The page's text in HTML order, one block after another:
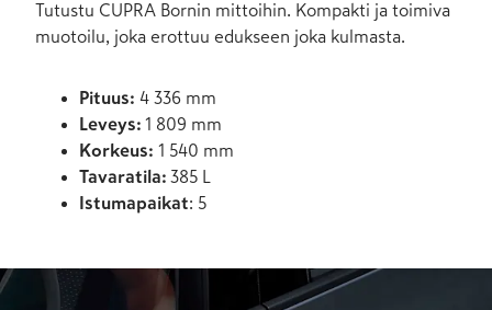
Tutustu CUPRA Bornin mittoihin. Kompakti ja toimiva
muotoilu, joka erottuu edukseen joka kulmasta.
Pituus: 4 336 mm
Leveys: 1 809 mm
Korkeus: 1 540 mm
Tavaratila: 385 L
Istumapaikat: 5